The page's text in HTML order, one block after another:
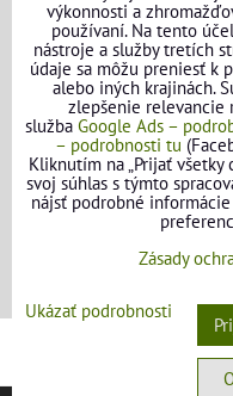
O nás
Kontakt
Požičovňa náradia
Názory našich
Mapa stránok
SLEDUJTE NÁS
Facebook
výkonnosti a
používaní. Na tento
nástroje a služby tretích
údaje sa môžu preniesť k
alebo iných krajinách.
zlepšenie relevancie
služba Google Ads –
– podrobnosti tu
Kliknutím na „Prijať všetky
svoj súhlas s týmto
nájsť podrobné
Zásady
Ukázať podrobnosti